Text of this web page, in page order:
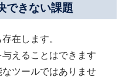
できない課題
在します。
えることはできます
ツールではありませ